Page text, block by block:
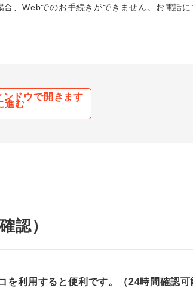
、Webでのお手続きができません。お電話
進む
認）
利用すると便利です。（24時間確認可